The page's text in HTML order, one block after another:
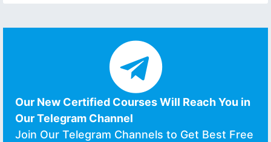
Our New Certified Courses Will Reach You in
Our Telegram Channel
Join Our Telegram Channels to Get Best Free